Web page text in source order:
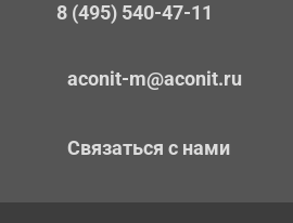
8 (495) 540-47-11
aconit-m@aconit.ru
Связаться с нами